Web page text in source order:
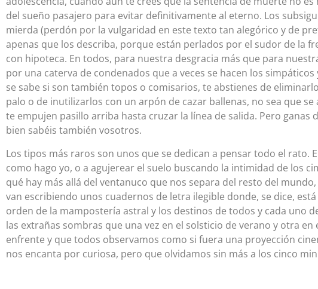
del sueño pasajero para evitar definitivamente al eterno. Los
mierda (perdón por la vulgaridad en este texto tan alegórico y de
apenas que los describa, porque están perlados por el sudor de la
con hipoteca. En todos, para nuestra desgracia más que para
por una caterva de condenados que a veces se hacen los
se sabe si son también topos o comisarios, te abstienes de
palo o de inutilizarlos con un arpón de cazar ballenas, no sea que
te empujen pasillo arriba hasta cruzar la línea de salida. Pero ganas
bien sabéis también vosotros.
Los tipos más raros son unos que se dedican a pensar todo el rato.
como hago yo, o a agujerear el suelo buscando la intimidad de los
qué hay más allá del ventanuco que nos separa del resto del
van escribiendo unos cuadernos de letra ilegible donde, se dice,
orden de la mampostería astral y los destinos de todos y cada uno
las extrañas sombras que una vez en el solsticio de verano y otra
enfrente y que todos observamos como si fuera una proyección
nos encanta por curiosa, pero que olvidamos sin más a los cinco